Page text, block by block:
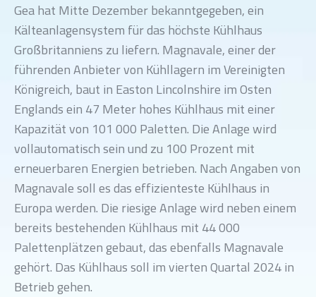
Gea hat Mitte Dezember bekanntgegeben, ein
Kälteanlagensystem für das höchste Kühlhaus
Großbritanniens zu liefern. Magnavale, einer der
führenden Anbieter von Kühllagern im Vereinigten
Königreich, baut in Easton Lincolnshire im Osten
Englands ein 47 Meter hohes Kühlhaus mit einer
Kapazität von 101 000 Paletten. Die Anlage wird
vollautomatisch sein und zu 100 Prozent mit
erneuerbaren Energien betrieben. Nach Angaben von
Magnavale soll es das effizienteste Kühlhaus in
Europa werden. Die riesige Anlage wird neben einem
bereits bestehenden Kühlhaus mit 44 000
Palettenplätzen gebaut, das ebenfalls Magnavale
gehört. Das Kühlhaus soll im vierten Quartal 2024 in
Betrieb gehen.